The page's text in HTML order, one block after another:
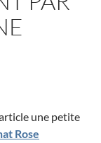
une petite
Rose